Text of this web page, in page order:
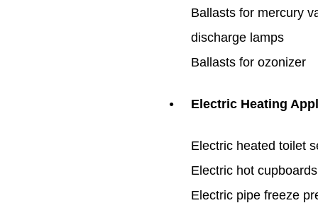
Ballasts for mercury
discharge lamps
Ballasts for ozonizer
● Electric Heating
Electric heated toilet
Electric hot cupboards
Electric pipe freeze